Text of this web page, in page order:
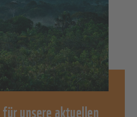
für unsere aktuellen